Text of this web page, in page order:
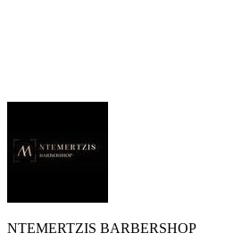
NTEMERTZIS BARBERSHOP